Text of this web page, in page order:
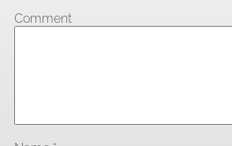
Comment